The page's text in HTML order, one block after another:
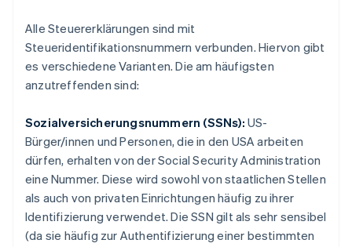
Alle Steuererklärungen sind mit
Steueridentifikationsnummern verbunden. Hiervon gibt
es verschiedene Varianten. Die am häufigsten
anzutreffenden sind:
Sozialversicherungsnummern (SSNs): US-
Bürger/innen und Personen, die in den USA arbeiten
dürfen, erhalten von der Social Security Administration
eine Nummer. Diese wird sowohl von staatlichen Stellen
als auch von privaten Einrichtungen häufig zu ihrer
Identifizierung verwendet. Die SSN gilt als sehr sensibel
(da sie häufig zur Authentifizierung einer bestimmten